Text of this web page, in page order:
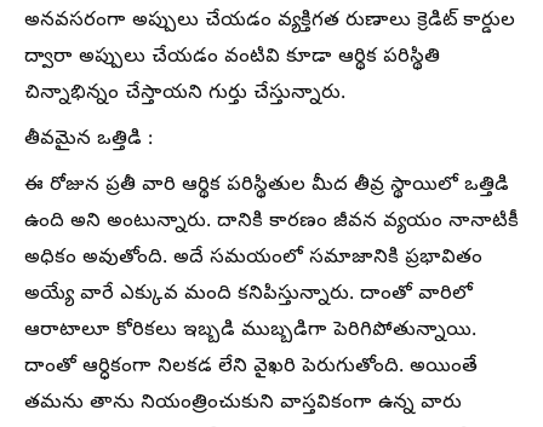
అనవసరంగా అప్పులు చేయడం వ్యక్తిగత రుణాలు క్రెడిట్ కార్డుల
ద్వారా అప్పులు చేయడం వంటివి కూడా ఆర్థిక పరిస్థితి
చిన్నాభిన్నం చేస్తాయని గుర్తు చేస్తున్నారు.
తీవమైన ఒత్తిడి :
ఈ రోజున ప్రతీ వారి ఆర్థిక పరిస్థితుల మీద తీవ్ర స్థాయిలో ఒత్తిడి
ఉంది అని అంటున్నారు. దానికి కారణం జీవన వ్యయం నానాటికీ
అధికం అవుతోంది. అదే సమయంలో సమాజానికి ప్రభావితం
అయ్యే వారే ఎక్కువ మంది కనిపిస్తున్నారు. దాంతో వారిలో
ఆరాటాలూ కోరికలు ఇబ్బడి ముబ్బడిగా పెరిగిపోతున్నాయి.
దాంతో ఆర్ధికంగా నిలకడ లేని వైఖరి పెరుగుతోంది. అయింతే
తమను తాను నియంత్రించుకుని వాస్తవికంగా ఉన్న వారు